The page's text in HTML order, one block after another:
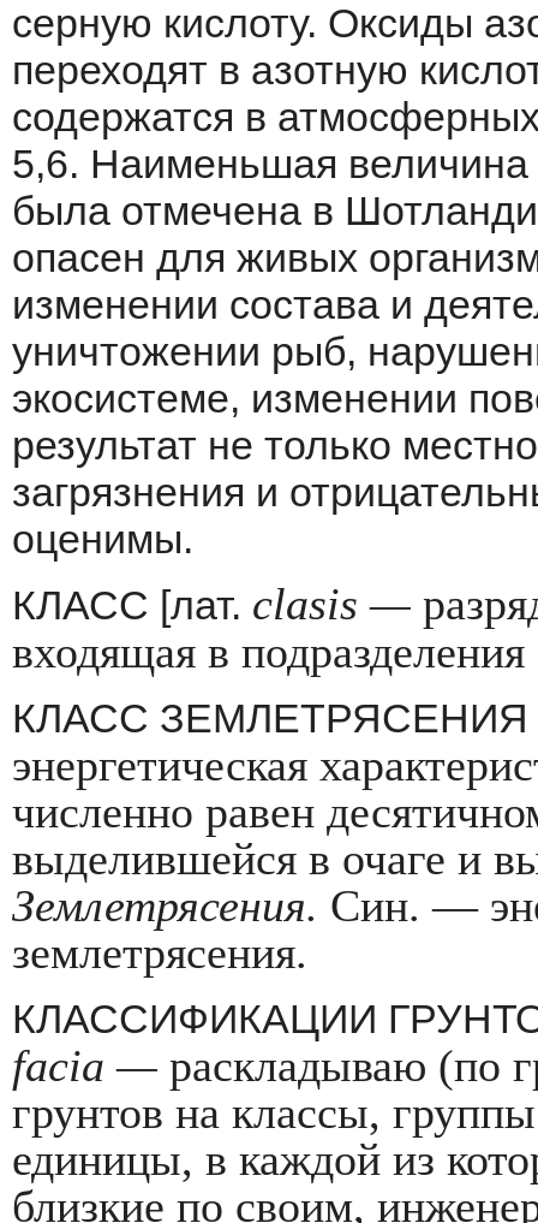
серную кислоту. Оксиды
переходят в азотную
содержатся в
5,6. Наименьшая
была отмечена в
опасен для живых
изменении состава и
уничтожении рыб,
экосистеме, изменении
результат не только
загрязнения и
оценимы.
КЛАСС [лат. clasis —
входящая в
КЛАСС ЗЕМЛЕТРЯСЕНИЯ
энергетическая
численно равен
выделившейся в очаге и
Землетрясения. Син. —
землетрясения.
КЛАССИФИКАЦИИ
facia — раскладываю (по
грунтов на классы,
единицы, в каждой из
близкие по своим,